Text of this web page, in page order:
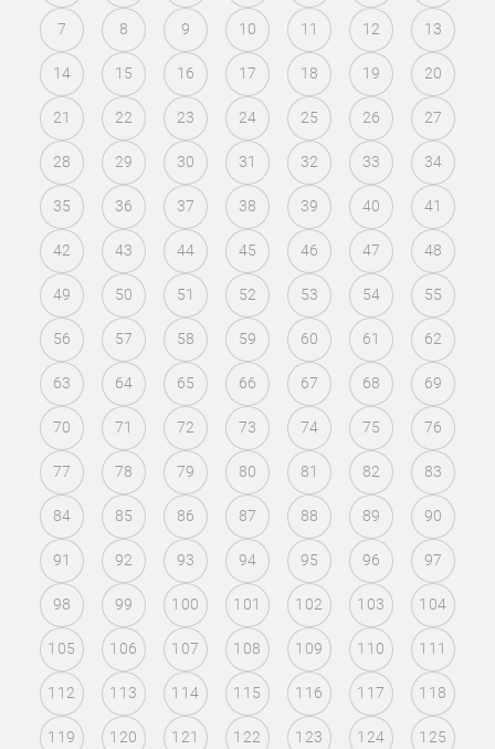
7 8 9 10 11 12 13
14 15 16 17 18 19 20
21 22 23 24 25 26 27
28 29 30 31 32 33 34
35 36 37 38 39 40 41
42 43 44 45 46 47 48
49 50 51 52 53 54 55
56 57 58 59 60 61 62
63 64 65 66 67 68 69
70 71 72 73 74 75 76
77 78 79 80 81 82 83
84 85 86 87 88 89 90
91 92 93 94 95 96 97
98 99 100 101 102 103 104
105 106 107 108 109 110 111
112 113 114 115 116 117 118
119 120 121 122 123 124 125